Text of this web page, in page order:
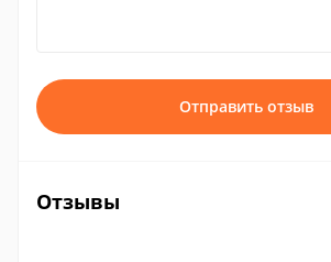
Отправить отзыв
Отзывы